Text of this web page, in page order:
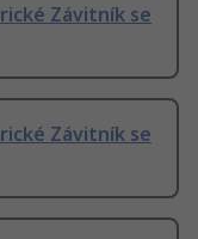
Závitník se
Závitník se